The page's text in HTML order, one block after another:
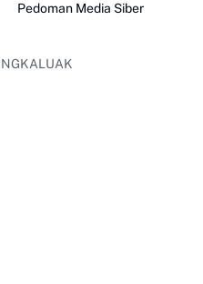
Pedoman Media Siber